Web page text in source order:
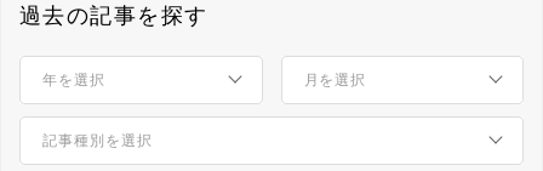
過去の記事を探す